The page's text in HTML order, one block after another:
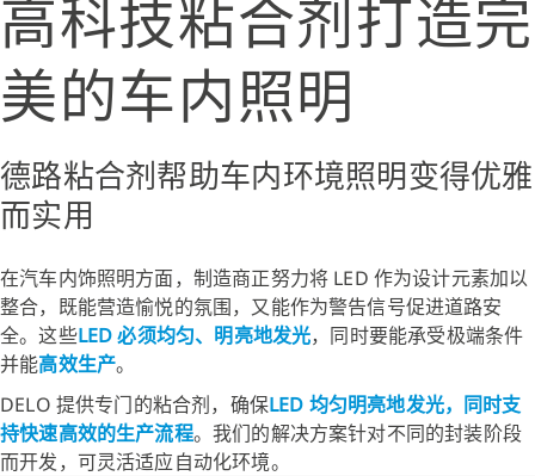
高科技粘合剂打造完
美的车内照明
德路粘合剂帮助车内环境照明变得优雅
而实用
在汽车内饰照明方面，制造商正努力将 LED 作为设计元素加以
整合，既能营造愉悦的氛围，又能作为警告信号促进道路安
全。这些LED 必须均匀、明亮地发光，同时要能承受极端条件
并能高效生产。
DELO 提供专门的粘合剂，确保LED 均匀明亮地发光，同时支
持快速高效的生产流程。我们的解决方案针对不同的封装阶段
而开发，可灵活适应自动化环境。